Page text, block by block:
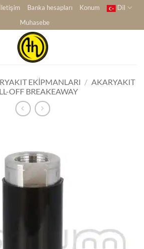
İletişim Banka hesapları Konum
Dil
Muhasebe
EKIPMANLARI / AKARYAKIT
OFF BREAKEAWAY